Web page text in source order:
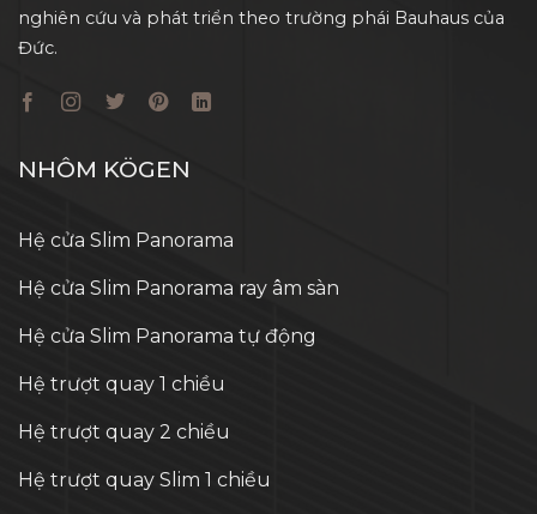
nghiên cứu và phát triển theo trường phái Bauhaus của
Đức.
NHÔM KÖGEN
Hệ cửa Slim Panorama
Hệ cửa Slim Panorama ray âm sàn
Hệ cửa Slim Panorama tự động
Hệ trượt quay 1 chiều
Hệ trượt quay 2 chiều
Hệ trượt quay Slim 1 chiều